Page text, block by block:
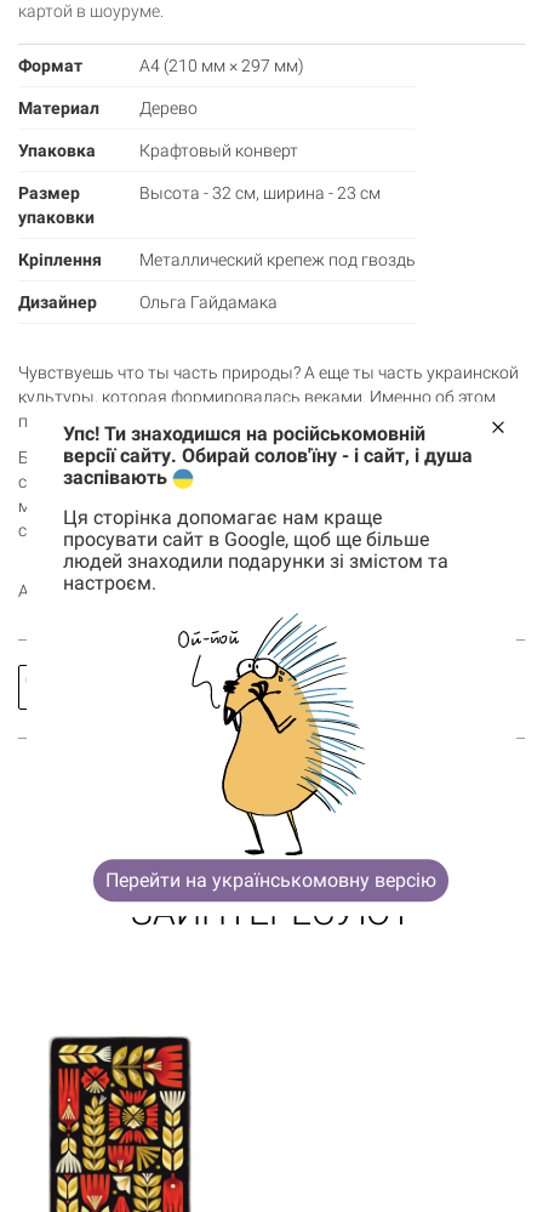
картой в шоуруме.
Формат А4 (210 мм × 297 мм)
Материал Дерево
Упаковка Крафтовый конверт
Размер
упаковки
Высота - 32 см, ширина - 23 см
Кріплення Металлический крепеж под гвоздь
Дизайнер Ольга Гайдамака
Чувствуешь что ты часть природы? А еще ты часть украинской
культуры, которая формировалась веками. Именно об этом
постеры Ольги Гайдамаки х Gifty.
Бросай в корзину, чтобы украсить этим деревянным постером
свой дом или же порадовать друзей душевным подарком. Его
можно ставить на комод, полочку или стол, или вешать на
стену (есть специальное крепление)
А также смотри другие товары
Спросить
про товар
ВОЗМОЖНО, ТЕБЯ ТАКЖЕ
ЗАИНТЕРЕСУЮТ
Упс! Ти знаходишся на російськомовній
версії сайту. Обирай солов'їну - і сайт, і душа
заспівають
Ця сторінка допомагає нам краще
просувати сайт в Google, щоб ще більше
людей знаходили подарунки зі змістом та
настроєм.
Перейти на українськомовну версію
Корзина 0 товары
Корзина пуста